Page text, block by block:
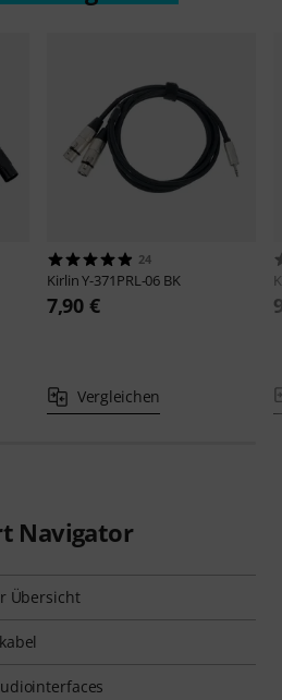
24
KirlinY-371PRL-06 BK
7,90 €
Vergleichen
Navigator
Übersicht